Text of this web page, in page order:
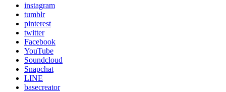
instagram
tumblr
pinterest
twitter
Facebook
YouTube
Soundcloud
Snapchat
LINE
basecreator